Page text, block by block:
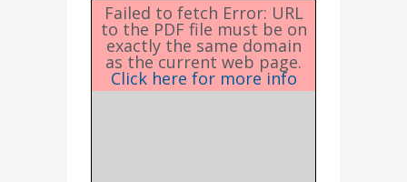
Failed to fetch Error: URL
to the PDF file must be on
exactly the same domain
as the current web page.
Click here for more info